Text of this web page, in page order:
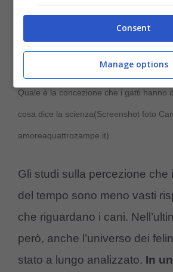
Quale è la concezione che i gatti hanno
cosa dice la scienza(Screenshot foto
amoreaquattrozampe.it)
Gli studi sulla percezione che
del tempo sono meno vasti
che riguardano i cani.
però, anche l’universo dei
stato a lungo analizzato. In
Consent
Manage options